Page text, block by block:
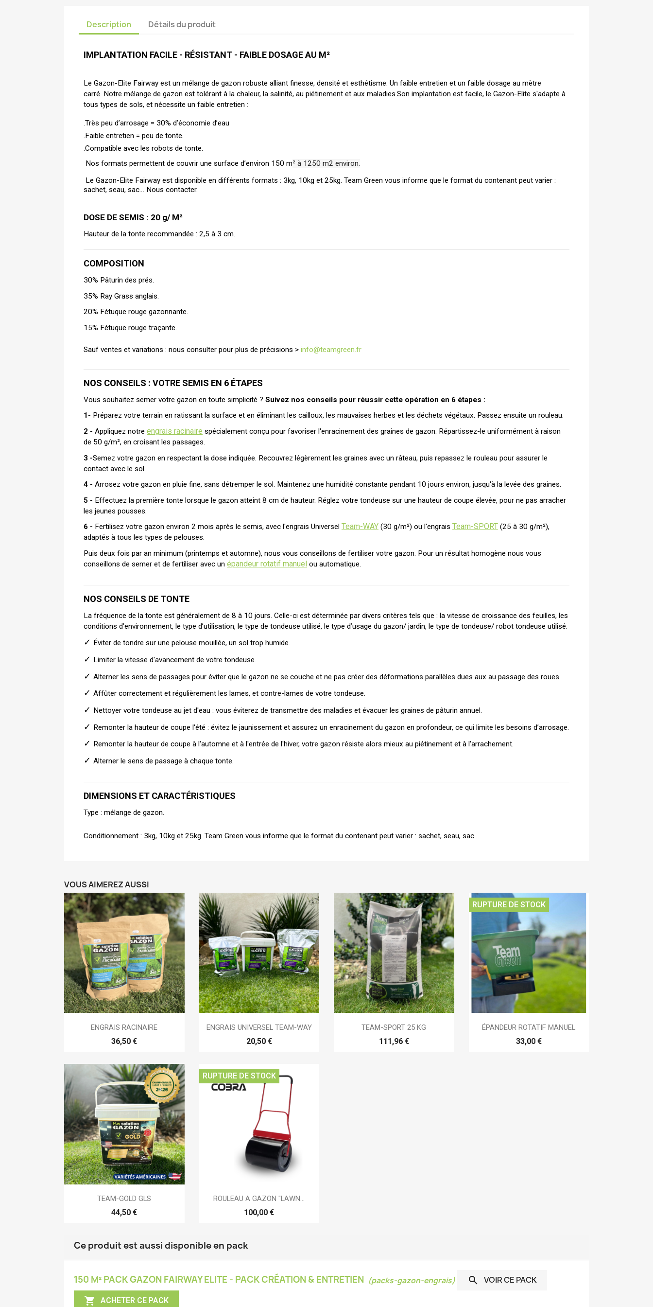
Description Détails du produit
IMPLANTATION FACILE - RÉSISTANT - FAIBLE DOSAGE AU M²
Le Gazon-Elite Fairway est un mélange de gazon robuste alliant finesse, densité et esthétisme. Un faible entretien et un faible dosage au mètre
carré. Notre mélange de gazon est tolérant à la chaleur, la salinité, au piétinement et aux maladies.Son implantation est facile, le Gazon-Elite s'adapte à
tous types de sols, et nécessite un faible entretien :
.Très peu d’arrosage = 30% d’économie d’eau
.Faible entretien = peu de tonte.
.Compatible avec les robots de tonte.
Nos formats permettent de couvrir une surface d’environ 150 m² à 1250 m2 environ.
Le Gazon-Elite Fairway est disponible en différents formats : 3kg, 10kg et 25kg. Team Green vous informe que le format du contenant peut varier :
sachet, seau, sac… Nous contacter.
DOSE DE SEMIS : 20 g/ M²
Hauteur de la tonte recommandée : 2,5 à 3 cm.
COMPOSITION
30% Pâturin des prés.
35% Ray Grass anglais.
20% Fétuque rouge gazonnante.
15% Fétuque rouge traçante.
Sauf ventes et variations : nous consulter pour plus de précisions > info@teamgreen.fr
NOS CONSEILS : VOTRE SEMIS EN 6 ÉTAPES
Vous souhaitez semer votre gazon en toute simplicité ? Suivez nos conseils pour réussir cette opération en 6 étapes :
1- Préparez votre terrain en ratissant la surface et en éliminant les cailloux, les mauvaises herbes et les déchets végétaux. Passez ensuite un rouleau.
2 - Appliquez notre engrais racinaire spécialement conçu pour favoriser l'enracinement des graines de gazon. Répartissez-le uniformément à raison
de 50 g/m², en croisant les passages.
3 -Semez votre gazon en respectant la dose indiquée. Recouvrez légèrement les graines avec un râteau, puis repassez le rouleau pour assurer le
contact avec le sol.
4 - Arrosez votre gazon en pluie fine, sans détremper le sol. Maintenez une humidité constante pendant 10 jours environ, jusqu'à la levée des graines.
5 - Effectuez la première tonte lorsque le gazon atteint 8 cm de hauteur. Réglez votre tondeuse sur une hauteur de coupe élevée, pour ne pas arracher
les jeunes pousses.
6 - Fertilisez votre gazon environ 2 mois après le semis, avec l'engrais Universel Team-WAY (30 g/m²) ou l'engrais Team-SPORT (25 à 30 g/m²),
adaptés à tous les types de pelouses.
Puis deux fois par an minimum (printemps et automne), nous vous conseillons de fertiliser votre gazon. Pour un résultat homogène nous vous
conseillons de semer et de fertiliser avec un épandeur rotatif manuel ou automatique.
NOS CONSEILS DE TONTE
La fréquence de la tonte est généralement de 8 à 10 jours. Celle-ci est déterminée par divers critères tels que : la vitesse de croissance des feuilles, les
conditions d’environnement, le type d’utilisation, le type de tondeuse utilisé, le type d’usage du gazon/ jardin, le type de tondeuse/ robot tondeuse utilisé.
✓ Éviter de tondre sur une pelouse mouillée, un sol trop humide.
✓ Limiter la vitesse d'avancement de votre tondeuse.
✓ Alterner les sens de passages pour éviter que le gazon ne se couche et ne pas créer des déformations parallèles dues aux au passage des roues.
✓ Affûter correctement et régulièrement les lames, et contre-lames de votre tondeuse.
✓ Nettoyer votre tondeuse au jet d'eau : vous éviterez de transmettre des maladies et évacuer les graines de pâturin annuel.
✓ Remonter la hauteur de coupe l'été : évitez le jaunissement et assurez un enracinement du gazon en profondeur, ce qui limite les besoins d’arrosage.
✓ Remonter la hauteur de coupe à l'automne et à l'entrée de l'hiver, votre gazon résiste alors mieux au piétinement et à l'arrachement.
✓ Alterner le sens de passage à chaque tonte.
DIMENSIONS ET CARACTÉRISTIQUES
Type : mélange de gazon.
Conditionnement : 3kg, 10kg et 25kg. Team Green vous informe que le format du contenant peut varier : sachet, seau, sac…
VOUS AIMEREZ AUSSI
Aperçu rapide
ENGRAIS RACINAIRE
36,50 €
 Aperçu rapide
ENGRAIS UNIVERSEL TEAM-WAY
20,50 €
Aperçu rapide
TEAM-SPORT 25 KG
111,96 €
 Aperçu rapide
ÉPANDEUR ROTATIF MANUEL
33,00 €
RUPTURE DE STOCK
Aperçu rapide
TEAM-GOLD GLS
44,50 €
 Aperçu rapide
ROULEAU A GAZON "LAWN...
100,00 €
RUPTURE DE STOCK
Ce produit est aussi disponible en pack
150 M² PACK GAZON FAIRWAY ELITE - PACK CRÉATION & ENTRETIEN (packs-gazon-engrais)  VOIR CE PACK
 ACHETER CE PACK